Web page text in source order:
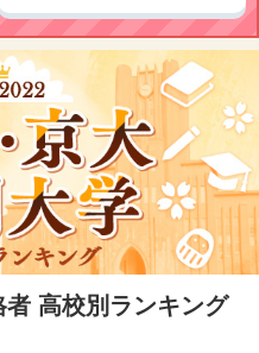
高校別ランキング